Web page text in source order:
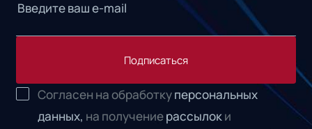
Подписаться
Согласен на обработкуперсональных
данных, на получениерассылоки